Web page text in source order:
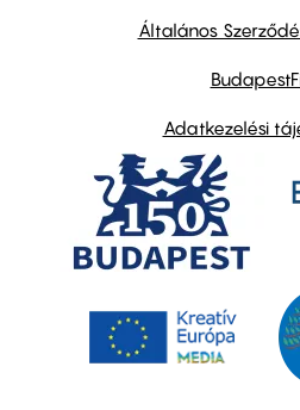
Általános
Adatkezelési